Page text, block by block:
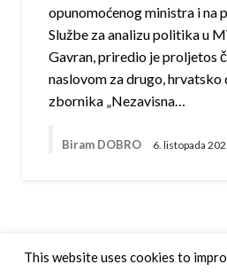
opunomoćenog ministra i na
Službe za analizu politika u
Gavran, priredio je proljetos
naslovom za drugo, hrvatsko
zbornika „Nezavisna…
Biram DOBRO 6. listopada
This website uses cookies to